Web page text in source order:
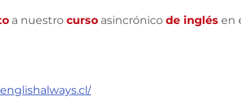
a nuestro curso asincrónico de inglés en